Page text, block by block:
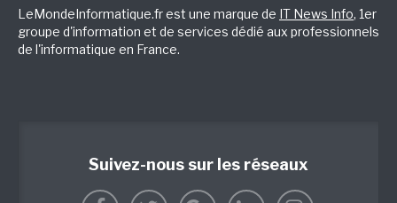
LeMondeInformatique.fr est une marque de IT News Info, 1er
groupe d'information et de services dédié aux professionnels
de l'informatique en France.
Suivez-nous sur les réseaux